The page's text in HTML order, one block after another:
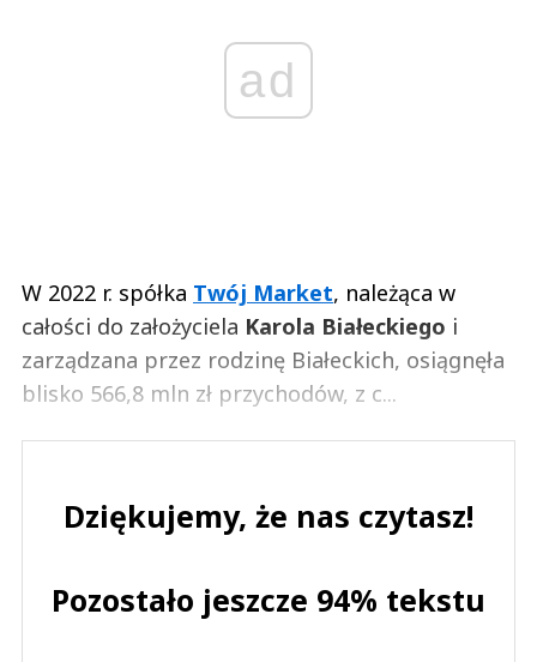
ad
W 2022 r. spółka Twój Market, należąca w
całości do założyciela Karola Białeckiego i
zarządzana przez rodzinę Białeckich, osiągnęła
blisko 566,8 mln zł przychodów, z c...
Dziękujemy, że nas czytasz!
Pozostało jeszcze 94% tekstu